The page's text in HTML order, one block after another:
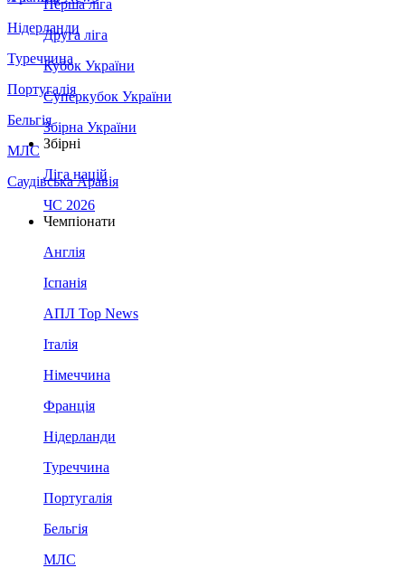
Нідерланди
Туреччина
Португалія
Бельгія
МЛС
Саудівська Аравія
Перша ліга
Друга ліга
Кубок України
Суперкубок України
Збірна України
Збірні
Ліга націй
ЧС 2026
Чемпіонати
Англія
Іспанія
АПЛ Top News
Італія
Німеччина
Франція
Нідерланди
Туреччина
Португалія
Бельгія
МЛС